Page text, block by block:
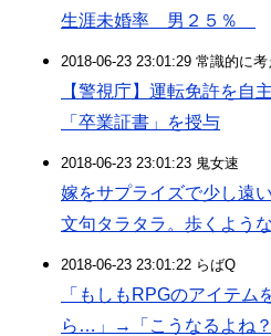
生涯未婚率 男２５％
2018-06-23 23:01:29 常識的に考
【警視庁】運転免許を自
「卒業証書」を授与
2018-06-23 23:01:23 鬼女速
嫁をサプライズで少し遠
文句タラタラ。歩くよう
2018-06-23 23:01:22 らばQ
「もしもRPGのアイテム
ら…」→「こうなるよね？